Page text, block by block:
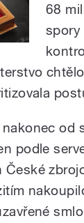
68
spory
od
podle
České